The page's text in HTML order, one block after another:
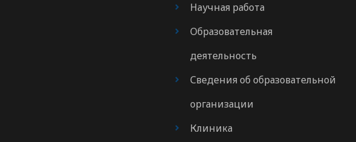
Научная работа
Образовательная
деятельность
Сведения об образовательной
организации
Клиника